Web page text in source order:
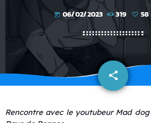
today 06/02/2023 319 58
share
email
Rencontre avec le youtubeur Mad